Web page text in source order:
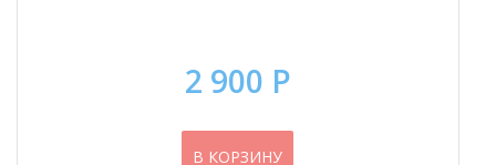
2 900 Р
В КОРЗИНУ